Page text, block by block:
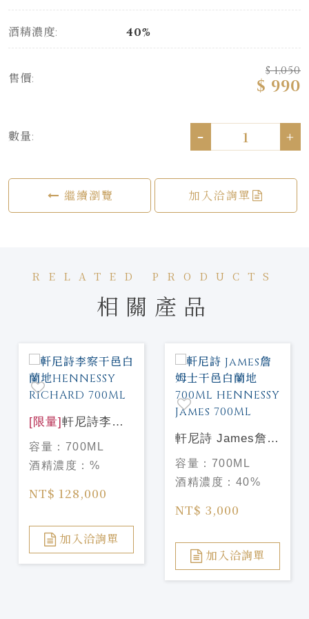
酒精濃度: 40%
售價:
$ 1,050
$ 990
數量: - +
繼續瀏覽 加入洽詢單
RELATED PRODUCTS
相關產品
[限量] 軒尼詩李察
干邑白蘭地
HENNESSY
RICHARD 700ML
容量： 700ML
酒精濃度： %
NT$ 128,000
加入洽詢單
軒尼詩 James詹姆
士干邑白蘭地
700ML
HENNESSY
James 700ML
容量： 700ML
酒精濃度： 40%
NT$ 3,000
加入洽詢單